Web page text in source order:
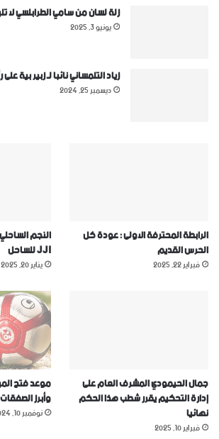
زلة لسان من سامي الطرابلسي
يونيو 3, 2025
زياد التلمساني نائبا لـ زبير بية
ديسمبر 25, 2024
الرابطة المحترفة الاولى : عودة كل
الحرس القديم
فبراير 22, 2025
النجم
JJI للساحل
يناير 20, 2025
جمال الحيمودي المشرف العام على
إدارة التحكيم يقرر شطب هذا الحكم
نهائيا
فبراير 10, 2025
موعد فتح
وأبرز
نوفمبر 10, 2024